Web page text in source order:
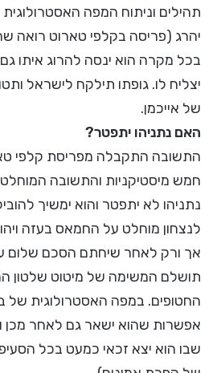
תהילים וניתוח המפה
יהרג (פריסה בקלפי טארוט רואה
בכל מקרה הוא ינסה להרוג איתו גם
יצליח לו. גופתו תילקח לישראל
של אייכמן.
האם נתניהו יתפטר?
התשובה התקבלה מפריסת קלפי
חמש מיסטיקניות והתשובה
נתניהו לא יתפטר והוא ימשיך
לנצחון מוחלט על החמאס בעזה
אך ורק לאחר שיחתם הסכם שלום
תושלם המשימה של מיטוט שלטון
החטופים. במפה האסטרולוגית של
אפשרות שהוא ישאר גם לאחר מכן
שבו הוא יצא זכאי כמעט בכל